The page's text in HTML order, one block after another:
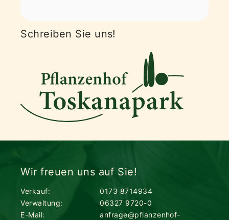
Schreiben Sie uns!
Wir freuen uns auf Sie!
Verkauf:
0173 8714934
Verwaltung:
06327 9720-0
E-Mail:
anfrage@pflanzenhof-